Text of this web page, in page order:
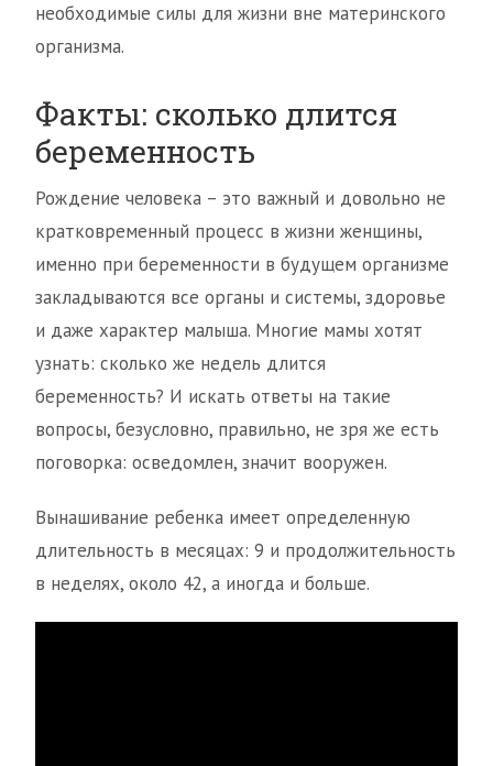
необходимые силы для жизни вне материнского
организма.
Факты: сколько длится
беременность
Рождение человека – это важный и довольно не
кратковременный процесс в жизни женщины,
именно при беременности в будущем организме
закладываются все органы и системы, здоровье
и даже характер малыша. Многие мамы хотят
узнать: сколько же недель длится
беременность? И искать ответы на такие
вопросы, безусловно, правильно, не зря же есть
поговорка: осведомлен, значит вооружен.
Вынашивание ребенка имеет определенную
длительность в месяцах: 9 и продолжительность
в неделях, около 42, а иногда и больше.